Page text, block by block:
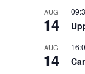
AUG
14
AUG
14